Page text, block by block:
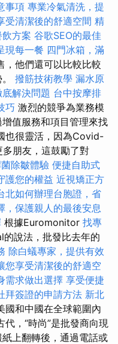
事項 專業冷氣清洗，提
受清潔後的舒適空間 精
方案 谷歌SEO的最佳
現每一餐 四門冰箱，滿
，他們還可以比較比較
撥筋技術教學 漏水原
解決問題 台中按摩排
巧 激烈的競爭為業務模
值服務和項目管理來找
也很靈活，因為Covid-
朋友，這鼓勵了對
除皺體驗 便捷自助式
護您的權益 近視矯正方
北如何辦理台胞證，省
，保護親人的最後安息
根據Euromonitor 找專
說法，批發比去年的
除白蟻專家，提供有效
您享受清潔後的舒適空
需求做出選擇 享受便捷
拜簽證的申請方法 新北
國和中國在全球範圍內
，“時尚”是批發商向現
上翻轉後，通過電話或